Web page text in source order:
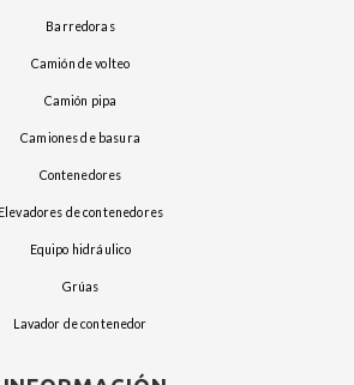
barredoras
camión de volteo
camión pipa
camiones de basura
contenedores
elevadores de contenedores
equipo hidráulico
grúas
lavador de contenedor